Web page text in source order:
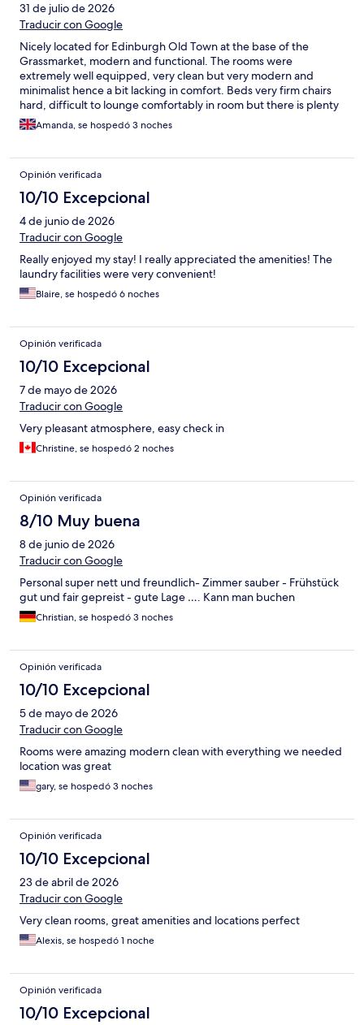
31 de julio de 2026
Traducir con Google
Nicely located for Edinburgh Old Town at the base of the
Grassmarket, modern and functional. The rooms were
extremely well equipped, very clean but very modern and
minimalist hence a bit lacking in comfort. Beds very firm chairs
hard, difficult to lounge comfortably in room but there is plenty
of seating in the lobby.
Amanda, se hospedó 3 noches
Opinión verificada
10/10 Excepcional
4 de junio de 2026
Traducir con Google
Really enjoyed my stay! I really appreciated the amenities! The
laundry facilities were very convenient!
Blaire, se hospedó 6 noches
Opinión verificada
10/10 Excepcional
7 de mayo de 2026
Traducir con Google
Very pleasant atmosphere, easy check in
Christine, se hospedó 2 noches
Opinión verificada
8/10 Muy buena
8 de junio de 2026
Traducir con Google
Personal super nett und freundlich- Zimmer sauber - Frühstück
gut und fair gepreist - gute Lage …. Kann man buchen
Christian, se hospedó 3 noches
Opinión verificada
10/10 Excepcional
5 de mayo de 2026
Traducir con Google
Rooms were amazing modern clean with everything we needed
location was great
gary, se hospedó 3 noches
Opinión verificada
10/10 Excepcional
23 de abril de 2026
Traducir con Google
Very clean rooms, great amenities and locations perfect
Alexis, se hospedó 1 noche
Opinión verificada
10/10 Excepcional